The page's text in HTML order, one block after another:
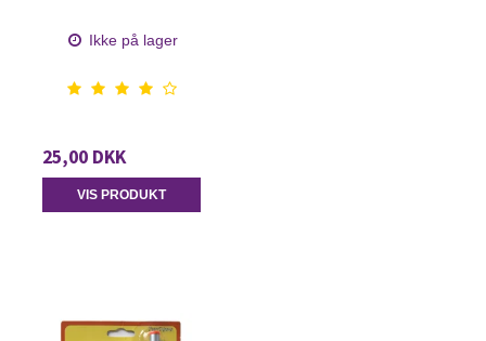
Ikke på lager
25,00 DKK
VIS PRODUKT